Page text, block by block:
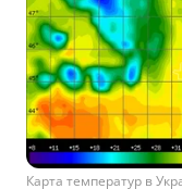
Карта температур в